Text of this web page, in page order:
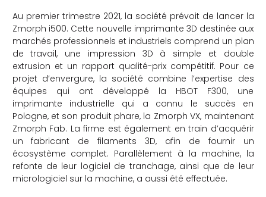
Au premier trimestre 2021, la société prévoit de lancer la
Zmorph i500. Cette nouvelle imprimante 3D destinée aux
marchés professionnels et industriels comprend un plan
de travail, une impression 3D à simple et double
extrusion et un rapport qualité-prix compétitif. Pour ce
projet d’envergure, la société combine l’expertise des
équipes qui ont développé la HBOT F300, une
imprimante industrielle qui a connu le succès en
Pologne, et son produit phare, la Zmorph VX, maintenant
Zmorph Fab. La firme est également en train d’acquérir
un fabricant de filaments 3D, afin de fournir un
écosystème complet. Parallèlement à la machine, la
refonte de leur logiciel de tranchage, ainsi que de leur
micrologiciel sur la machine, a aussi été effectuée.